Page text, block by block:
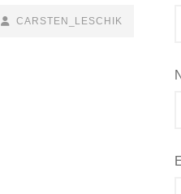
BY
BYLINE
CARSTEN_LESCHIK